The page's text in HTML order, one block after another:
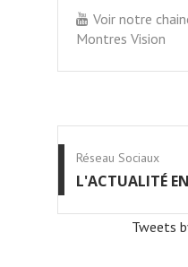
Voir notre
Montres Vision
Réseau Sociaux
L'ACTUALITÉ
Tweets